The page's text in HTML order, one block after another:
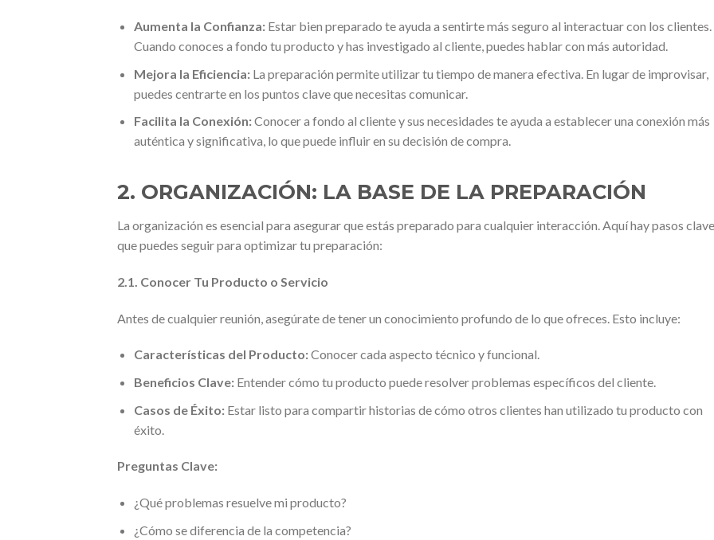
Aumenta la Confianza:Estar bien preparado te ayuda a sentirte más seguro al interactuar con los clientes.
Cuando conoces a fondo tu producto y has investigado al cliente, puedes hablar con más autoridad.
Mejora la Eficiencia:La preparación permite utilizar tu tiempo de manera efectiva. En lugar de improvisar,
puedes centrarte en los puntos clave que necesitas comunicar.
Facilita la Conexión:Conocer a fondo al cliente y sus necesidades te ayuda a establecer una conexión más
auténtica y significativa, lo que puede influir en su decisión de compra.
2. ORGANIZACIÓN: LA BASE DE LA PREPARACIÓN
La organización es esencial para asegurar que estás preparado para cualquier interacción. Aquí hay pasos clave
que puedes seguir para optimizar tu preparación:
2.1. Conocer Tu Producto o Servicio
Antes de cualquier reunión, asegúrate de tener un conocimiento profundo de lo que ofreces. Esto incluye:
Características del Producto:Conocer cada aspecto técnico y funcional.
Beneficios Clave:Entender cómo tu producto puede resolver problemas específicos del cliente.
Casos de Éxito:Estar listo para compartir historias de cómo otros clientes han utilizado tu producto con
éxito.
Preguntas Clave:
¿Qué problemas resuelve mi producto?
¿Cómo se diferencia de la competencia?